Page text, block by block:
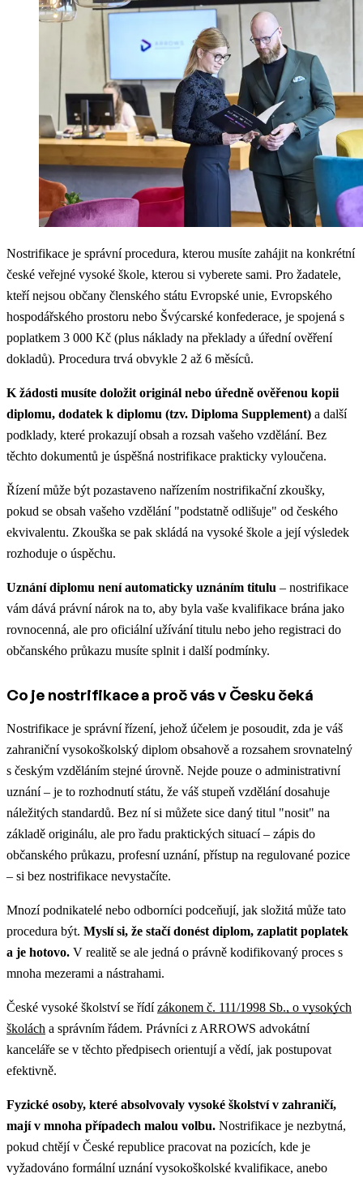
Nostrifikace je správní procedura, kterou musíte zahájit na konkrétní
české veřejné vysoké škole, kterou si vyberete sami. Pro žadatele,
kteří nejsou občany členského státu Evropské unie, Evropského
hospodářského prostoru nebo Švýcarské konfederace, je spojená s
poplatkem 3 000 Kč (plus náklady na překlady a úřední ověření
dokladů). Procedura trvá obvykle 2 až 6 měsíců.
K žádosti musíte doložit originál nebo úředně ověřenou kopii
diplomu, dodatek k diplomu (tzv. Diploma Supplement) a další
podklady, které prokazují obsah a rozsah vašeho vzdělání. Bez
těchto dokumentů je úspěšná nostrifikace prakticky vyloučena.
Řízení může být pozastaveno nařízením nostrifikační zkoušky,
pokud se obsah vašeho vzdělání "podstatně odlišuje" od českého
ekvivalentu. Zkouška se pak skládá na vysoké škole a její výsledek
rozhoduje o úspěchu.
Uznání diplomu není automaticky uznáním titulu – nostrifikace
vám dává právní nárok na to, aby byla vaše kvalifikace brána jako
rovnocenná, ale pro oficiální užívání titulu nebo jeho registraci do
občanského průkazu musíte splnit i další podmínky.
Co je nostrifikace a proč vás v Česku čeká
Nostrifikace je správní řízení, jehož účelem je posoudit, zda je váš
zahraniční vysokoškolský diplom obsahově a rozsahem srovnatelný
s českým vzděláním stejné úrovně. Nejde pouze o administrativní
uznání – je to rozhodnutí státu, že váš stupeň vzdělání dosahuje
náležitých standardů. Bez ní si můžete sice daný titul "nosit" na
základě originálu, ale pro řadu praktických situací – zápis do
občanského průkazu, profesní uznání, přístup na regulované pozice
– si bez nostrifikace nevystačíte.
Mnozí podnikatelé nebo odborníci podceňují, jak složitá může tato
procedura být. Myslí si, že stačí donést diplom, zaplatit poplatek
a je hotovo. V realitě se ale jedná o právně kodifikovaný proces s
mnoha mezerami a nástrahami.
České vysoké školství se řídízákonem č. 111/1998 Sb., o vysokých
školách a správním řádem. Právníci z ARROWS advokátní
kanceláře se v těchto předpisech orientují a vědí, jak postupovat
efektivně.
Fyzické osoby, které absolvovaly vysoké školství v zahraničí,
mají v mnoha případech malou volbu. Nostrifikace je nezbytná,
pokud chtějí v České republice pracovat na pozicích, kde je
vyžadováno formální uznání vysokoškolské kvalifikace, anebo